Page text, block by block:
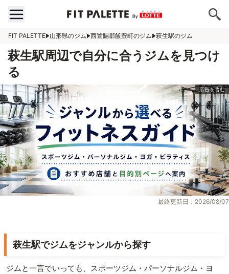
FIT PALETTE 山形県のジム 西置賜郡飯豊町のジム 萩生駅のジム
萩生駅周辺で自分に合うジムを見つけ
る
最終更新日：2026/08/07
萩生駅でジムをジャンルから探す
ジムと一言でいっても、スポーツジム・パーソナルジム・ヨ